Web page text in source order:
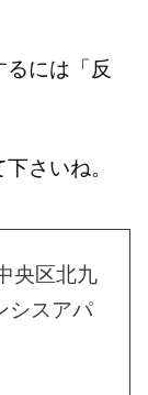
には「反
さいね。
央区北九
シスアパ